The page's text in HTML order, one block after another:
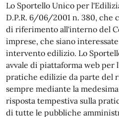
Lo Sportello Unico per
D.P.R. 6/06/2001 n. 380, che
di riferimento all'interno del
imprese, che siano
intervento edilizio. Lo
avvale di piattaforma web per
pratiche edilizie da parte del
sempre mediante la
risposta tempestiva sulla
di tutte le pubbliche